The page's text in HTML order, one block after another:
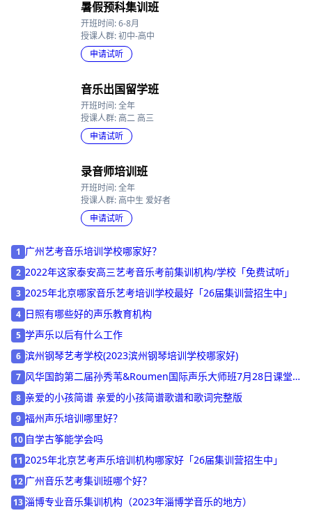
暑假预科集训班
开班时间: 6-8月
授课人群: 初中-高中
音乐出国留学班
开班时间: 全年
授课人群: 高二 高三
录音师培训班
开班时间: 全年
授课人群: 高中生 爱好者
1 广州艺考音乐培训学校哪家好？
2 2022年这家泰安高三艺考音乐考前集训机构/学校「免费试听」
3 2025年北京哪家音乐艺考培训学校最好「26届集训营招生中」
4 日照有哪些好的声乐教育机构
5 学声乐以后有什么工作
6 滨州钢琴艺考学校(2023滨州钢琴培训学校哪家好)
7 风华国韵第二届孙秀苇&Roumen国际声乐大师班7月28日课堂
花絮
8 亲爱的小孩简谱 亲爱的小孩简谱歌谱和歌词完整版
9 福州声乐培训哪里好？
10 自学古筝能学会吗
11 2025年北京艺考声乐培训机构哪家好「26届集训营招生中」
12广州音乐艺考集训班哪个好？